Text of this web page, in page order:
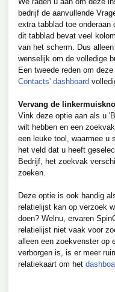
bedrijf de aanvullende
extra tabblad toe onderaan
dit tabblad bevat veel
van het scherm. Dus
wenselijk om de volledige
Een tweede reden om
Contacts' dashboard
Vervang de
Vink deze optie aan als u
wilt hebben en een
een leuke tool, waarmee u
het veld dat u heeft
Bedrijf, het zoekvak
zoeken.
Deze optie is ook handig
relatielijst kan op verzoek
doen? Welnu, ervaren
relatielijst niet vaak voor
alleen een zoekvenster op
verborgen is, is er meer
relatiekaart om het